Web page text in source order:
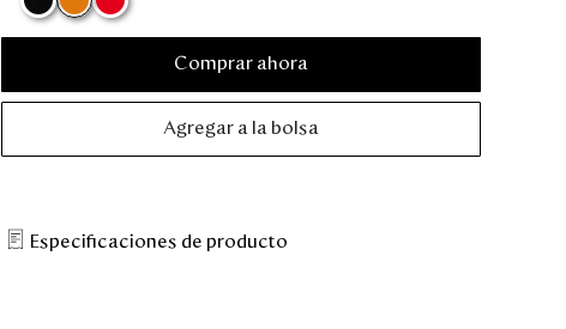
Comprar ahora
Agregar a la bolsa
Especificaciones de producto